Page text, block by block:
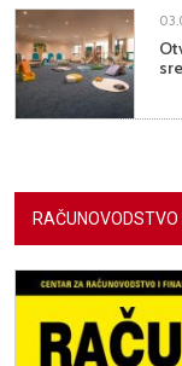
RAČUNOVODSTVO